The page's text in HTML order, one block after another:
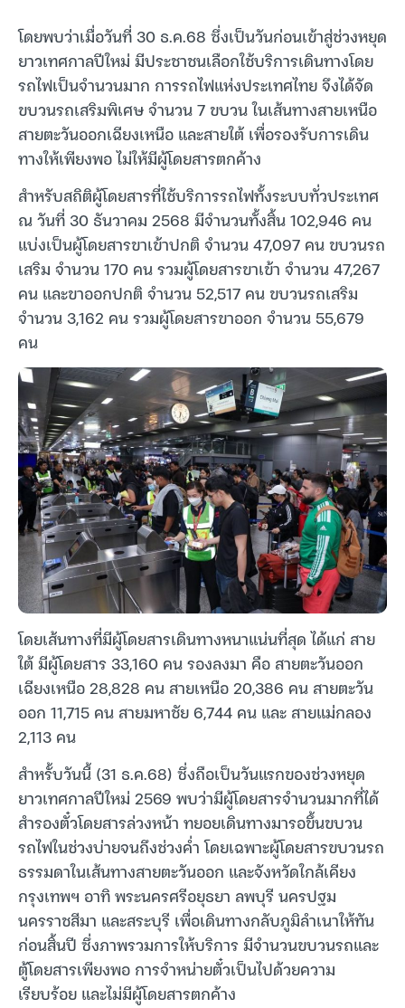
โดยพบว่าเมื่อวันที่ 30 ธ.ค.68 ซึ่งเป็นวันก่อนเข้าสู่ช่วงหยุด
ยาวเทศกาลปีใหม่ มีประชาชนเลือกใช้บริการเดินทางโดย
รถไฟเป็นจำนวนมาก การรถไฟแห่งประเทศไทย จึงได้จัด
ขบวนรถเสริมพิเศษ จำนวน 7 ขบวน ในเส้นทางสายเหนือ
สายตะวันออกเฉียงเหนือ และสายใต้ เพื่อรองรับการเดิน
ทางให้เพียงพอ ไม่ให้มีผู้โดยสารตกค้าง
สำหรับสถิติผู้โดยสารที่ใช้บริการรถไฟทั้งระบบทั่วประเทศ
ณ วันที่ 30 ธันวาคม 2568 มีจำนวนทั้งสิ้น 102,946 คน
แบ่งเป็นผู้โดยสารขาเข้าปกติ จำนวน 47,097 คน ขบวนรถ
เสริม จำนวน 170 คน รวมผู้โดยสารขาเข้า จำนวน 47,267
คน และขาออกปกติ จำนวน 52,517 คน ขบวนรถเสริม
จำนวน 3,162 คน รวมผู้โดยสารขาออก จำนวน 55,679
คน
โดยเส้นทางที่มีผู้โดยสารเดินทางหนาแน่นที่สุด ได้แก่ สาย
ใต้ มีผู้โดยสาร 33,160 คน รองลงมา คือ สายตะวันออก
เฉียงเหนือ 28,828 คน สายเหนือ 20,386 คน สายตะวัน
ออก 11,715 คน สายมหาชัย 6,744 คน และ สายแม่กลอง
2,113 คน
สำหรั้บวันนี้ (31 ธ.ค.68) ซึ่งถือเป็นวันแรกของช่วงหยุด
ยาวเทศกาลปีใหม่ 2569 พบว่ามีผู้โดยสารจำนวนมากที่ได้
สำรองตั๋วโดยสารล่วงหน้า ทยอยเดินทางมารอขึ้นขบวน
รถไฟในช่วงบ่ายจนถึงช่วงค่ำ โดยเฉพาะผู้โดยสารขบวนรถ
ธรรมดาในเส้นทางสายตะวันออก และจังหวัดใกล้เคียง
กรุงเทพฯ อาทิ พระนครศรีอยุธยา ลพบุรี นครปฐม
นครราชสีมา และสระบุรี เพื่อเดินทางกลับภูมิลำเนาให้ทัน
ก่อนสิ้นปี ซึ่งภาพรวมการให้บริการ มีจำนวนขบวนรถและ
ตู้โดยสารเพียงพอ การจำหน่ายตั๋วเป็นไปด้วยความ
เรียบร้อย และไม่มีผู้โดยสารตกค้าง